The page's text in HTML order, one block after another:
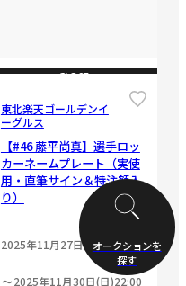
CLOSE
東北楽天ゴールデンイ
ーグルス
【#46 藤平尚真】選手ロッ
カーネームプレート（実使
用・直筆サイン＆特注額入
り）
2025年11月27日(木)12:00
2025年11月30日(日)22:00
オークションを
探す